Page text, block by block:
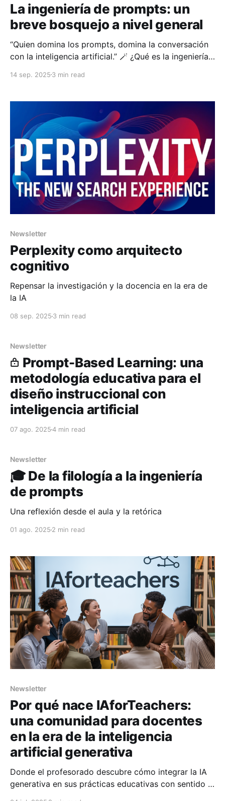
La ingeniería de prompts: un
breve bosquejo a nivel general
“Quien domina los prompts, domina la conversación
con la inteligencia artificial.” 🪄 ¿Qué es la ingeniería
engineering) es el arte y la ciencia de diseñar
generativos como ChatGPT, Claude, Gemini o Mistral.
Un prompt no es simplemente una
14 sep. 2025 3 min read
Newsletter
Perplexity como arquitecto
cognitivo
Repensar la investigación y la docencia en la era de
la IA
08 sep. 2025 3 min read
Newsletter
Prompt-Based Learning: una
metodología educativa para el
diseño instruccional con
inteligencia artificial
07 ago. 20254 min read
Newsletter
🎓 De la filología a la ingeniería
de prompts
Una reflexión desde el aula y la retórica
01 ago. 2025 2 min read
Newsletter
Por qué nace IAforTeachers:
una comunidad para docentes
en la era de la inteligencia
artificial generativa
Donde el profesorado descubre cómo integrar la IA
generativa en sus prácticas educativas con sentido y